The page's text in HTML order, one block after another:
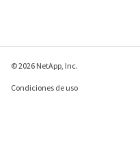
© 2026 NetApp, Inc.
Condiciones de uso